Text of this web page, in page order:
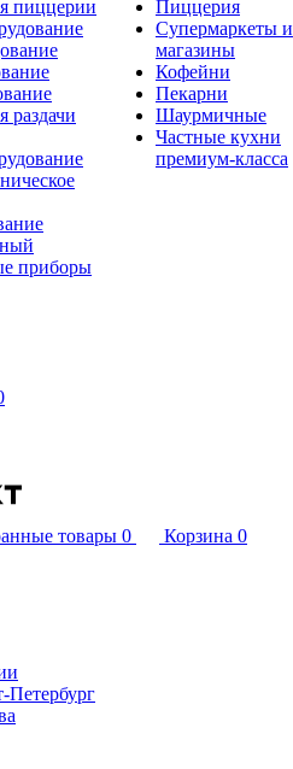
пиццерии
раздачи
приборы
Пиццерия
Супермаркеты и
магазины
Кофейни
Пекарни
Шаурмичные
Частные кухни
премиум-класса
товары 0 Корзина 0
Петербург